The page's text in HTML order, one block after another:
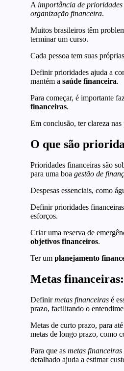
A importância de
organização financeira.
Muitos brasileiros têm
terminar um curso.
Cada pessoa tem suas
Definir prioridades ajuda a
mantém a saúde financeira.
Para começar, é importante
financeiras.
Em conclusão, ter clareza
O que são
Prioridades financeiras são
para uma boa gestão de
Despesas essenciais, como
Definir prioridades
esforços.
Criar uma reserva de
objetivos financeiros.
Ter um planejamento
Metas
Definirmetas financeiras é
prazo, facilitando o
Metas de curto prazo, para
metas de longo prazo, como
Para que as metas financeiras
detalhado ajuda a estimar